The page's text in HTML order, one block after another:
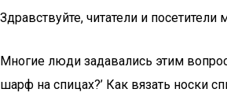
Здравствуйте, читатели и посетители
Многие люди задавались этим
шарф на спицах?’ Как вязать носки